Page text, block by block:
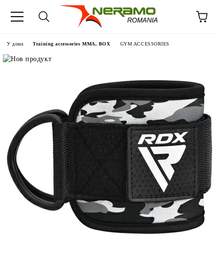
У дома Training accessories MMA, BOX GYM ACCESSORIES